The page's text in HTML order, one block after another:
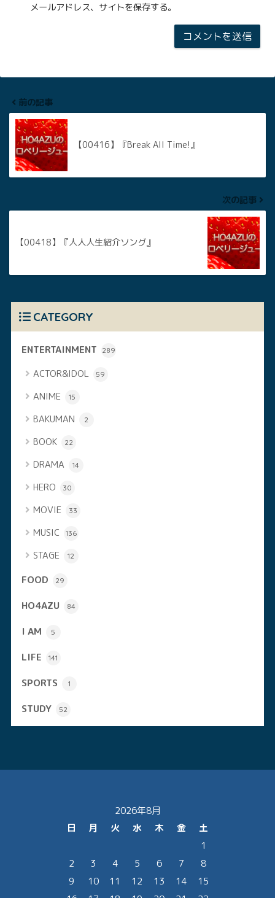
メールアドレス、サイトを保存する。
前の記事
【00416】『Break All Time!』
次の記事
【00418】『人人人生紹介ソング』
CATEGORY
ENTERTAINMENT 289
ACTOR&IDOL 59
ANIME 15
BAKUMAN 2
BOOK 22
DRAMA 14
HERO 30
MOVIE 33
MUSIC 136
STAGE 12
FOOD 29
HO4AZU 84
I AM 5
LIFE 141
SPORTS 1
STUDY 52
2026年8月
日
月 火 水 木 金
土
1
2
3 4 5 6 7
8
9
10 11 12 13 14
15